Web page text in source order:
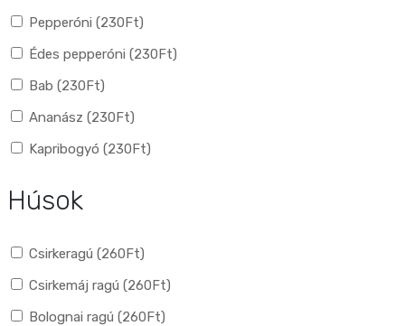
Pepperóni (230Ft)
Édes pepperóni (230Ft)
Bab (230Ft)
Ananász (230Ft)
Kapribogyó (230Ft)
Húsok
Csirkeragú (260Ft)
Csirkemáj ragú (260Ft)
Bolognai ragú (260Ft)